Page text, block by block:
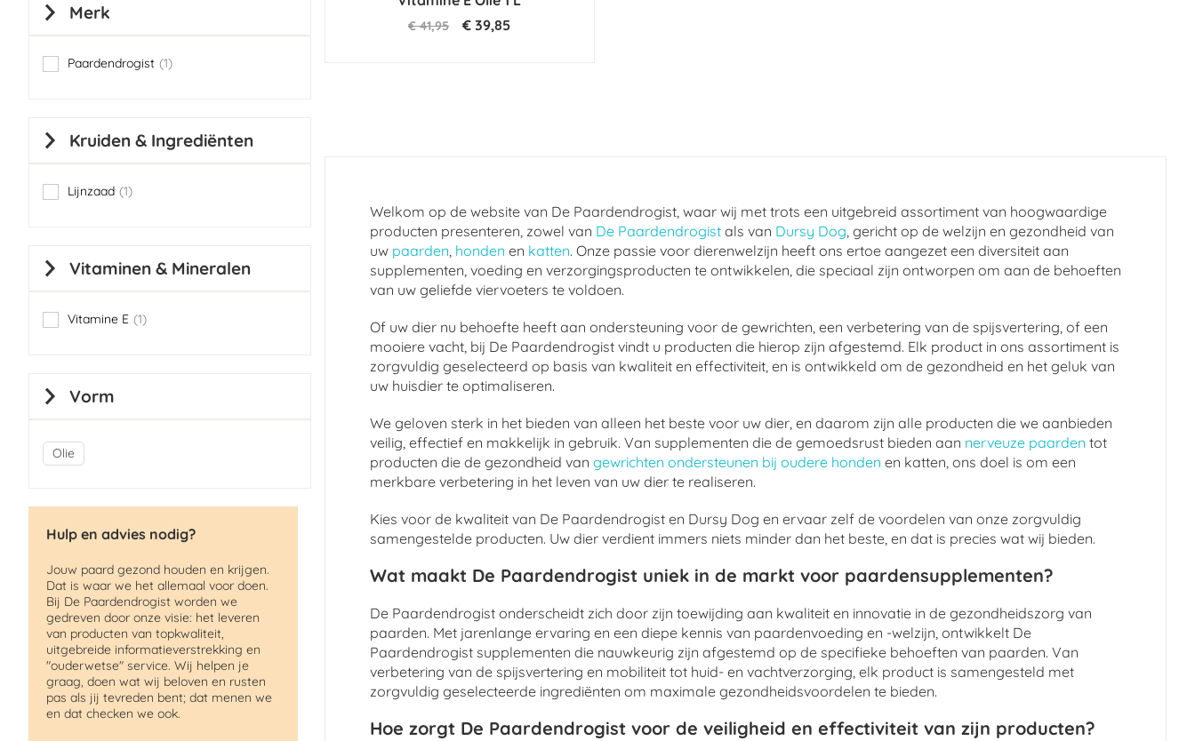
€ 41,95 € 39,85
Welkom op de website van De Paardendrogist, waar wij met trots een uitgebreid assortiment van hoogwaardige
producten presenteren, zowel van De Paardendrogistals van Dursy Dog, gericht op de welzijn en gezondheid van
uw paarden, honden en katten. Onze passie voor dierenwelzijn heeft ons ertoe aangezet een diversiteit aan
supplementen, voeding en verzorgingsproducten te ontwikkelen, die speciaal zijn ontworpen om aan de behoeften
van uw geliefde viervoeters te voldoen.
Of uw dier nu behoefte heeft aan ondersteuning voor de gewrichten, een verbetering van de spijsvertering, of een
mooiere vacht, bij De Paardendrogist vindt u producten die hierop zijn afgestemd. Elk product in ons assortiment is
zorgvuldig geselecteerd op basis van kwaliteit en effectiviteit, en is ontwikkeld om de gezondheid en het geluk van
uw huisdier te optimaliseren.
We geloven sterk in het bieden van alleen het beste voor uw dier, en daarom zijn alle producten die we aanbieden
veilig, effectief en makkelijk in gebruik. Van supplementen die de gemoedsrust bieden aan nerveuze paarden tot
producten die de gezondheid van gewrichten ondersteunen bij oudere honden en katten, ons doel is om een
merkbare verbetering in het leven van uw dier te realiseren.
Kies voor de kwaliteit van De Paardendrogist en Dursy Dog en ervaar zelf de voordelen van onze zorgvuldig
samengestelde producten. Uw dier verdient immers niets minder dan het beste, en dat is precies wat wij bieden.
Wat maakt De Paardendrogist uniek in de markt voor paardensupplementen?
De Paardendrogist onderscheidt zich door zijn toewijding aan kwaliteit en innovatie in de gezondheidszorg van
paarden. Met jarenlange ervaring en een diepe kennis van paardenvoeding en -welzijn, ontwikkelt De
Paardendrogist supplementen die nauwkeurig zijn afgestemd op de specifieke behoeften van paarden. Van
verbetering van de spijsvertering en mobiliteit tot huid- en vachtverzorging, elk product is samengesteld met
zorgvuldig geselecteerde ingrediënten om maximale gezondheidsvoordelen te bieden.
Hoe zorgt De Paardendrogist voor de veiligheid en effectiviteit van zijn producten?
Merk
Paardendrogist 1
item
Kruiden & Ingrediënten
Lijnzaad 1
item
Vitaminen & Mineralen
Vitamine E 1
item
Vorm
Olie
Hulp en advies nodig?
Jouw paard gezond houden en krijgen.
Dat is waar we het allemaal voor doen.
Bij De Paardendrogist worden we
gedreven door onze visie: het leveren
van producten van topkwaliteit,
uitgebreide informatieverstrekking en
"ouderwetse" service. Wij helpen je
graag, doen wat wij beloven en rusten
pas als jij tevreden bent; dat menen we
en dat checken we ook.